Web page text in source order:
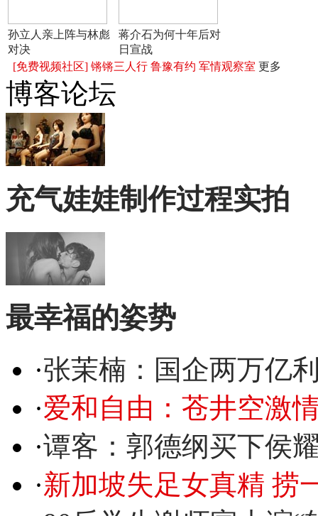
孙立人亲上阵与林彪
对决
蒋介石为何十年后对
日宣战
[免费视频社区] 锵锵三人行 鲁豫有约 军情观察室 更多
博客论坛
充气娃娃制作过程实拍
最幸福的姿势
·张茉楠：国企两万亿
·爱和自由：苍井空激
·谭客：郭德纲买下侯
·新加坡失足女真精 捞